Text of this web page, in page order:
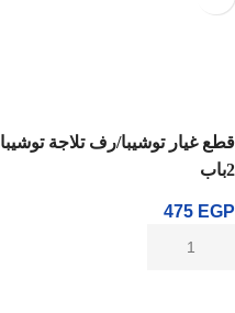
قطع غيار توشيبا/رف تلاجة توشيبا
2باب
475 EGP